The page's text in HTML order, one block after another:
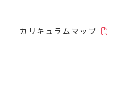
カリキュラムマップ